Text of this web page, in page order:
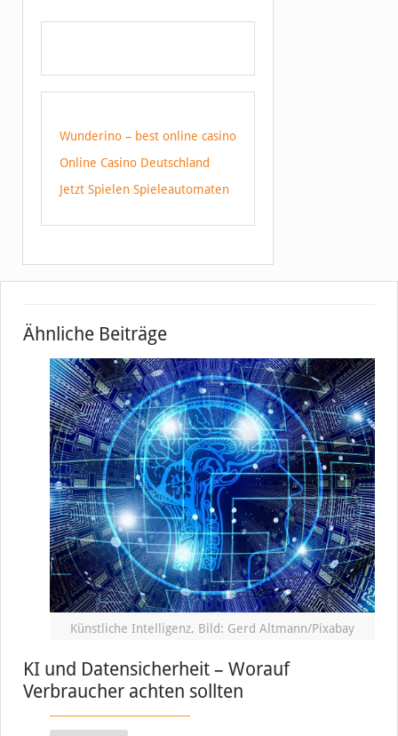
Wunderino – best online casino
Online Casino Deutschland
Jetzt Spielen Spieleautomaten
Ähnliche Beiträge
Künstliche Intelligenz, Bild: Gerd Altmann/Pixabay
KI und Datensicherheit – Worauf
Verbraucher achten sollten